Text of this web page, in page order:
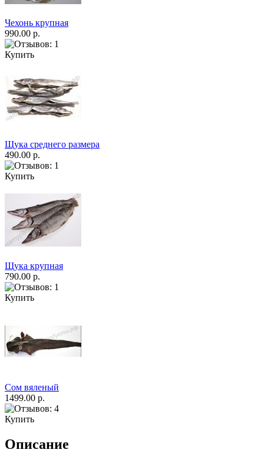
Чехонь крупная
990.00 р.
Купить
Щука среднего размера
490.00 р.
Купить
Щука крупная
790.00 р.
Купить
Сом вяленый
1499.00 р.
Купить
Описание